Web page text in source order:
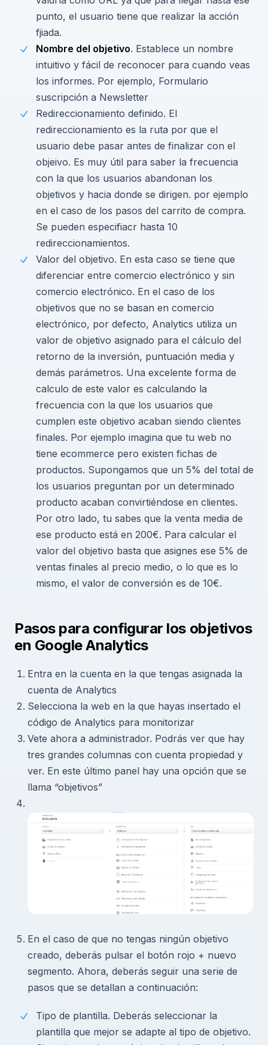
punto, el usuario tiene que realizar la acción
fjiada.
Nombre del objetivo. Establece un nombre
intuitivo y fácil de reconocer para cuando veas
los informes. Por ejemplo, Formulario
suscripción a Newsletter
Redireccionamiento definido. El
redireccionamiento es la ruta por que el
usuario debe pasar antes de finalizar con el
objeivo. Es muy útil para saber la frecuencia
con la que los usuarios abandonan los
objetivos y hacia donde se dirigen. por ejemplo
en el caso de los pasos del carrito de compra.
Se pueden especifiacr hasta 10
redireccionamientos.
Valor del objetivo. En esta caso se tiene que
diferenciar entre comercio electrónico y sin
comercio electrónico. En el caso de los
objetivos que no se basan en comercio
electrónico, por defecto, Analytics utiliza un
valor de objetivo asignado para el cálculo del
retorno de la inversión, puntuación media y
demás parámetros. Una excelente forma de
calculo de este valor es calculando la
frecuencia con la que los usuarios que
cumplen este objetivo acaban siendo clientes
finales. Por ejemplo imagina que tu web no
tiene ecommerce pero existen fichas de
productos. Supongamos que un 5% del total de
los usuarios preguntan por un determinado
producto acaban convirtiéndose en clientes.
Por otro lado, tu sabes que la venta media de
ese producto está en 200€. Para calcular el
valor del objetivo basta que asignes ese 5% de
ventas finales al precio medio, o lo que es lo
mismo, el valor de conversión es de 10€.
Pasos para configurar los objetivos
en Google Analytics
Entra en la cuenta en la que tengas asignada la
cuenta de Analytics
Selecciona la web en la que hayas insertado el
código de Analytics para monitorizar
Vete ahora a administrador. Podrás ver que hay
tres grandes columnas con cuenta propiedad y
ver. En este último panel hay una opción que se
llama “objetivos”
En el caso de que no tengas ningún objetivo
creado, deberás pulsar el botón rojo + nuevo
segmento. Ahora, deberás seguir una serie de
pasos que se detallan a continuación:
Tipo de plantilla. Deberás seleccionar la
plantilla que mejor se adapte al tipo de objetivo.